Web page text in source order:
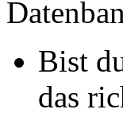
Bist
das